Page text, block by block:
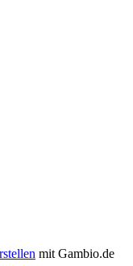
mit Gambio.de